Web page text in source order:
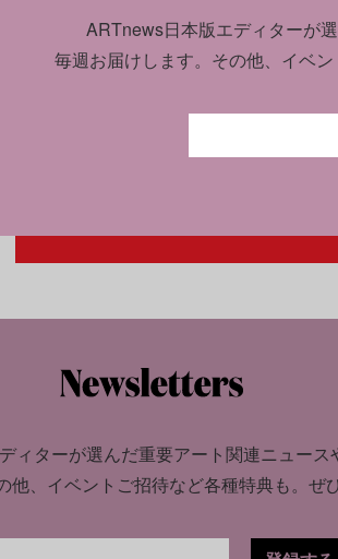
ィターが選んだ重要アート関連ニュース
他、イベントご招待など各種特典も。 ぜ
ARTnews日本版エディターが
毎週お届けします。 その他、イベ